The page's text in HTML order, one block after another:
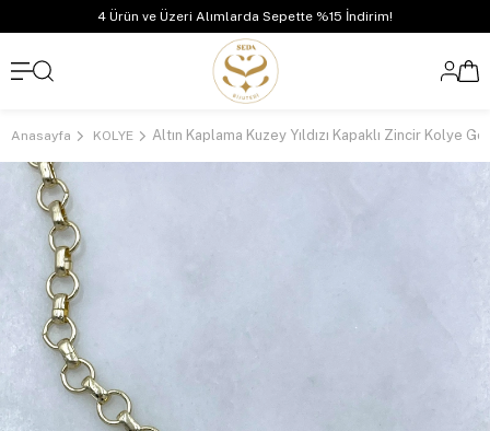
4 Ürün ve Üzeri Alımlarda Sepette %15 İndirim!
Anasayfa KOLYE Altın Kaplama Kuzey Yıldızı Kapaklı Zincir Kolye